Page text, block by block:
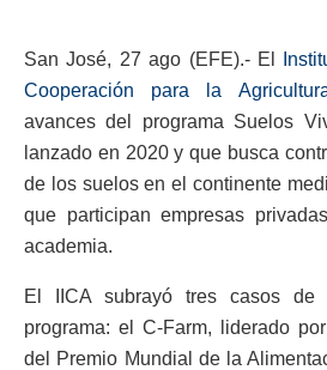
San José, 27 ago (EFE).- El
Cooperación para la
avances del programa Suelos
lanzado en 2020 y que busca
de los suelos en el continente
que participan empresas
academia.
El IICA subrayó tres casos de
programa: el C-Farm, liderado
del Premio Mundial de la